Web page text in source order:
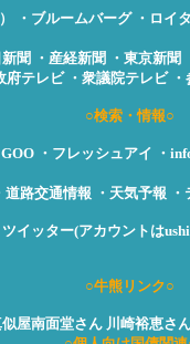
・ブルームバーグ ・ロイ
新聞 ・産経新聞 ・東京新聞
府テレビ ・衆議院テレビ
○検索・情報○
GOO ・フレッシュアイ ・
道路交通情報 ・天気予報
ツイッター(アカウントは
○牛熊リンク○
屋南面堂さん 川崎裕恵さ